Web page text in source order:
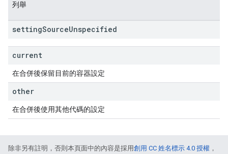
列舉
settingSourceUnspecified
current
在合併後保留目前的容器設定
other
在合併後使用其他代碼的設定
除非另有註明，否則本頁面中的內容是採用創用 CC 姓名標示 4.0 授權 ，